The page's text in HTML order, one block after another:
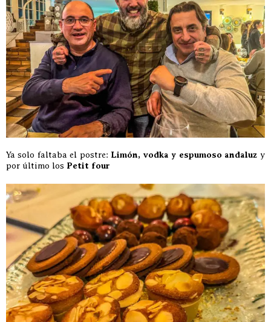
Ya solo faltaba el postre: Limón, vodka y espumoso andaluz y
por último los Petit four